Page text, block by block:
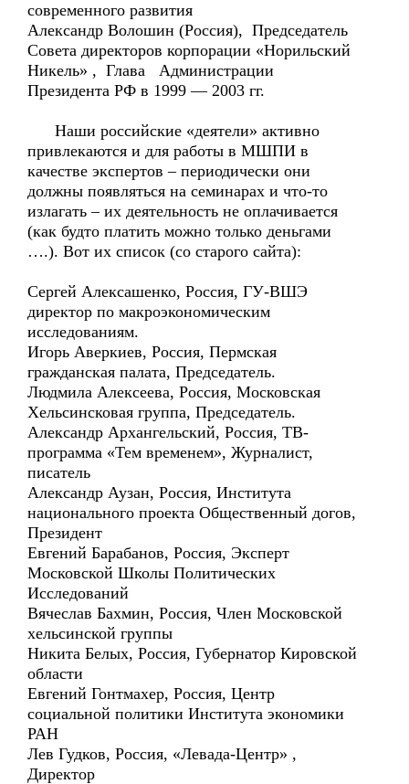
современного развития
Александр Волошин (Россия), Председатель
Совета директоров корпорации «Норильский
Никель» , Глава Администрации
Президента РФ в 1999 — 2003 гг.
Наши российские «деятели» активно
привлекаются и для работы в МШПИ в
качестве экспертов – периодически они
должны появляться на семинарах и что-то
излагать – их деятельность не оплачивается
(как будто платить можно только деньгами
….). Вот их список (со старого сайта):
Сергей Алексашенко, Россия, ГУ-ВШЭ
директор по макроэкономическим
исследованиям.
Игорь Аверкиев, Россия, Пермская
гражданская палата, Председатель.
Людмила Алексеева, Россия, Московская
Хельсинсковая группа, Председатель.
Александр Архангельский, Россия, ТВ-
программа «Тем временем», Журналист,
писатель
Александр Аузан, Россия, Института
национального проекта Общественный догов,
Президент
Евгений Барабанов, Россия, Эксперт
Московской Школы Политических
Исследований
Вячеслав Бахмин, Россия, Член Московской
хельсинской группы
Никита Белых, Россия, Губернатор Кировской
области
Евгений Гонтмахер, Россия, Центр
социальной политики Института экономики
РАН
Лев Гудков, Россия, «Левада-Центр» ,
Директор